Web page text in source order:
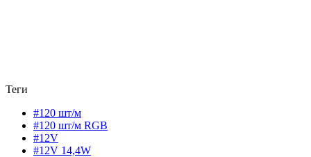
Теги
#120 шт/м
#120 шт/м RGB
#12V
#12V 14,4W